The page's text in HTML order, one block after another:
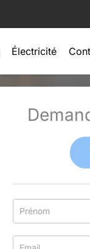
Électricité
Formulaire
simple
avec